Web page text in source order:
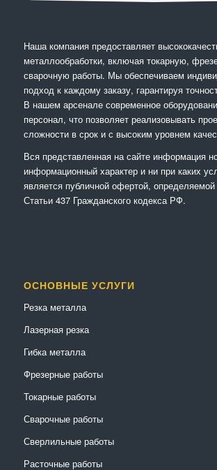
Наша компания предоставляет
металлообработки, включая токарную,
сварочную работы. Мы обеспечиваем
подход к каждому заказу, гарантируя
В нашем арсенале современное
персонал, что позволяет реализовывать
сложности в срок и с высоким уровнем
Вся представленная на сайте информация
информационный характер и ни при каких
является публичной офертой,
Статьи 437 Гражданского кодекса РФ.
ОСНОВНЫЕ УСЛУГИ
Резка металла
Лазерная резка
Гибка металла
Фрезерные работы
Токарные работы
Сварочные работы
Сверлильные работы
Расточные работы